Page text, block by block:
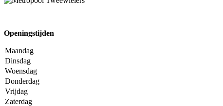
Openingstijden
Maandag
Dinsdag
Woensdag
Donderdag
Vrijdag
Zaterdag